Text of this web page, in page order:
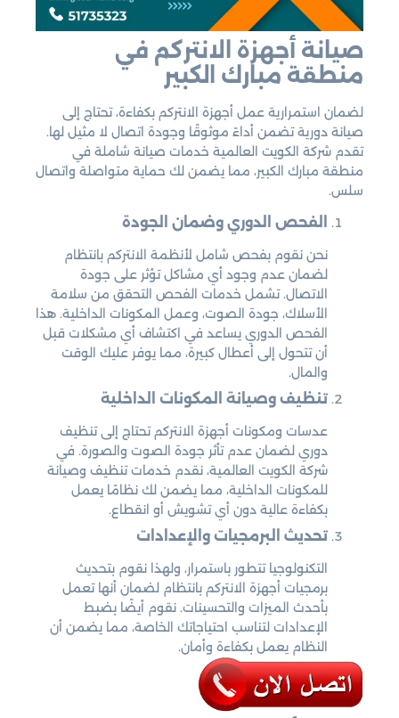
صيانة أجهزة الانتركم في
منطقة مبارك الكبير
لضمان استمرارية عمل أجهزة الانتركم بكفاءة، تحتاج إلى
صيانة دورية تضمن أداءً موثوقًا وجودة اتصال لا مثيل لها.
تقدم شركة الكويت العالمية خدمات صيانة شاملة في
منطقة مبارك الكبير، مما يضمن لك حماية متواصلة واتصال
سلس.
الفحص الدوري وضمان الجودة
نحن نقوم بفحص شامل لأنظمة الانتركم بانتظام
لضمان عدم وجود أي مشاكل تؤثر على جودة
الاتصال. تشمل خدمات الفحص التحقق من سلامة
الأسلاك، جودة الصوت، وعمل المكونات الداخلية. هذا
الفحص الدوري يساعد في اكتشاف أي مشكلات قبل
أن تتحول إلى أعطال كبيرة، مما يوفر عليك الوقت
والمال.
تنظيف وصيانة المكونات الداخلية
عدسات ومكونات أجهزة الانتركم تحتاج إلى تنظيف
دوري لضمان عدم تأثر جودة الصوت والصورة. في
شركة الكويت العالمية، نقدم خدمات تنظيف وصيانة
للمكونات الداخلية، مما يضمن لك نظامًا يعمل
بكفاءة عالية دون أي تشويش أو انقطاع.
تحديث البرمجيات والإعدادات
التكنولوجيا تتطور باستمرار، ولهذا نقوم بتحديث
برمجيات أجهزة الانتركم بانتظام لضمان أنها تعمل
بأحدث الميزات والتحسينات. نقوم أيضًا بضبط
الإعدادات لتناسب احتياجاتك الخاصة، مما يضمن أن
النظام يعمل بكفاءة وأمان.